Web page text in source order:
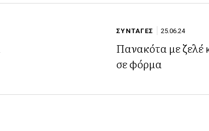
ΣΥΝΤΑΓΕΣ 25.06.24
Πανακότα με ζελέ
σε φόρμα